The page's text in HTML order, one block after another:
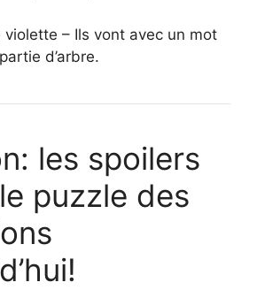
violette – Ils vont avec un mot
d’arbre.
les spoilers
puzzle des